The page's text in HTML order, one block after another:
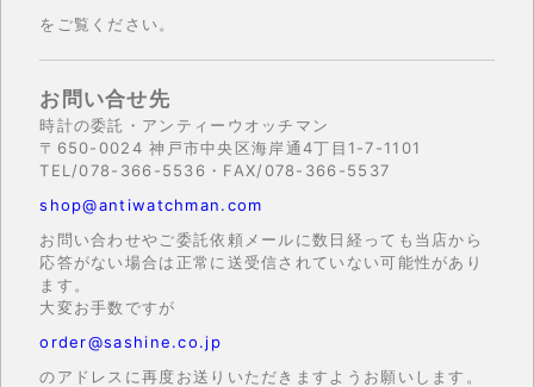
をご覧ください。
お問い合せ先
時計の委託・アンティーウオッチマン
〒650-0024 神戸市中央区海岸通4丁目1-7-1101
TEL/078-366-5536・FAX/078-366-5537
shop@antiwatchman.com
お問い合わせやご委託依頼メールに数日経っても当店から
応答がない場合は正常に送受信されていない可能性があり
ます。
大変お手数ですが
order@sashine.co.jp
のアドレスに再度お送りいただきますようお願いします。